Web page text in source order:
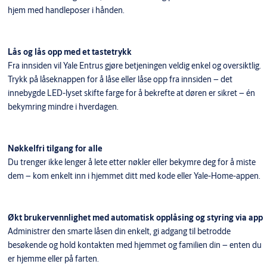
hjem med handleposer i hånden.
Lås og lås opp med et tastetrykk
Fra innsiden vil Yale Entrus gjøre betjeningen veldig enkel og oversiktlig.
Trykk på låseknappen for å låse eller låse opp fra innsiden – det
innebygde LED-lyset skifte farge for å bekrefte at døren er sikret – én
bekymring mindre i hverdagen.
Nøkkelfri tilgang for alle
Du trenger ikke lenger å lete etter nøkler eller bekymre deg for å miste
dem – kom enkelt inn i hjemmet ditt med kode eller Yale-Home-appen.
Økt brukervennlighet med automatisk opplåsing og styring via app
Administrer den smarte låsen din enkelt, gi adgang til betrodde
besøkende og hold kontakten med hjemmet og familien din – enten du
er hjemme eller på farten.